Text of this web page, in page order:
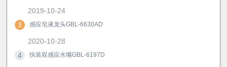
2019-10-24
3
感应皂液龙头GBL-6630AD
2020-10-28
4
快装双感应水嘴GBL-6197D